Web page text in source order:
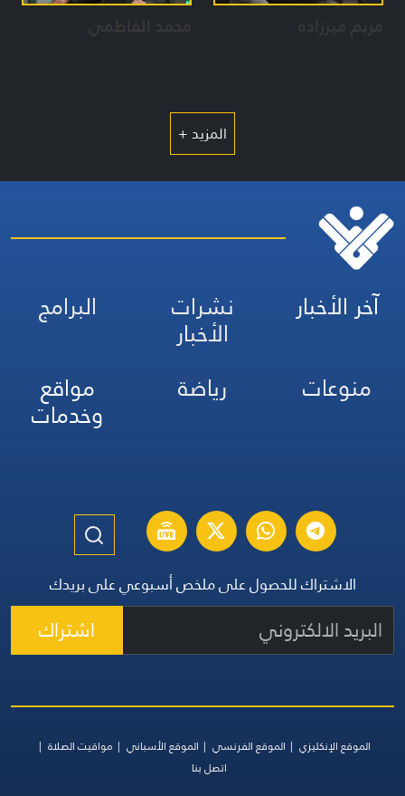
مريم ميرزاده محمد الفاطمي
المزيد +
آخر الأخبار نشرات
الأخبار
البرامج
منوعات
رياضة مواقع
وخدمات
الاشتراك للحصول على ملخص أسبوعي على بريدك
اشتراك
الموقع الإنكليزي الموقع الفرنسي الموقع الأسباني
مواقيت الصلاة
اتصل بنا